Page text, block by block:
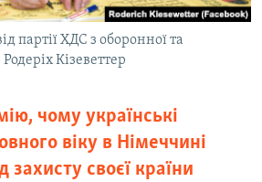
партії ХДС з оборонної та
Кізеветтер
чому українські
віку в Німеччині
захисту своєї країни